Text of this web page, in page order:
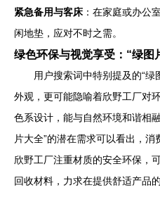
紧急备用与客床 ：在家庭或办公
闲地垫，应对不时之需。
绿色环保与视觉享受：“绿图
用户搜索词中特别提及的“
外观，更可能隐喻着欣野工厂对
色系设计，能与自然环境和谐相
片大全”的潜在需求可以看出，消
欣野工厂注重材质的安全环保，
回收材料，力求在提供舒适产品